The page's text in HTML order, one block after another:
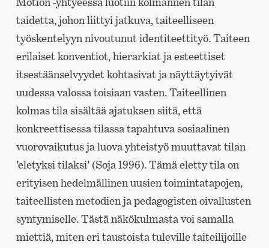
taidetta, johon liittyi jatkuva, taiteelliseen
työskentelyyn nivoutunut identiteettityö. Taiteen
erilaiset konventiot, hierarkiat ja esteettiset
itsestäänselvyydet kohtasivat ja näyttäytyivät
uudessa valossa toisiaan vasten. Taiteellinen
kolmas tila sisältää ajatuksen siitä, että
konkreettisessa tilassa tapahtuva sosiaalinen
vuorovaikutus ja luova yhteistyö muuttavat tilan
’eletyksi tilaksi’ (Soja 1996). Tämä eletty tila on
erityisen hedelmällinen uusien toimintatapojen,
taiteellisten metodien ja pedagogisten oivallusten
syntymiselle. Tästä näkökulmasta voi samalla
miettiä, miten eri taustoista tuleville taiteilijoille